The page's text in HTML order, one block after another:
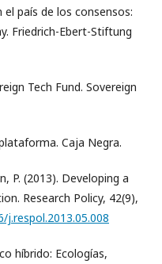
país de los consensos:
Friedrich-Ebert-Stiftung
Tech Fund. Sovereign
Caja Negra.
P. (2013). Developing a
Research Policy, 42(9),
híbrido: Ecologías,